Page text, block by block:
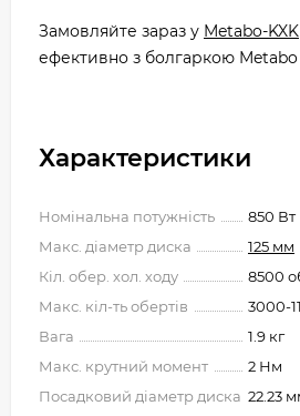
Замовляйте зараз у Metabo-KXK
ефективно з болгаркою Metabo
Характеристики
Номінальна потужність
850 Вт
Макс. діаметр диска
125 мм
Кіл. обер. хол. ходу
8500
Макс. кіл-ть обертів
3000-
Вага
1.9 кг
Макс. крутний момент
2 Нм
Посадковий діаметр диска 22.23